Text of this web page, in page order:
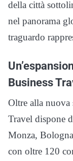
della città
nel panorama
traguardo
Business
Oltre alla nuova
Travel dispone
Monza,
con oltre 120